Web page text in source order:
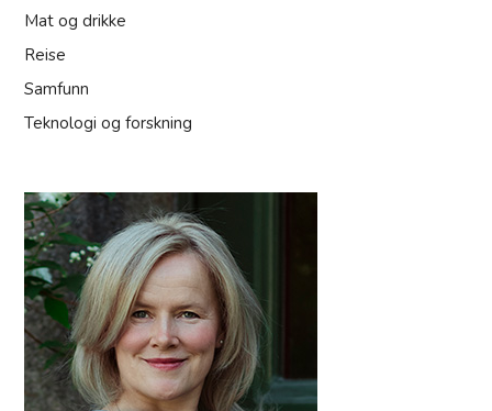
Mat og drikke
Reise
Samfunn
Teknologi og forskning